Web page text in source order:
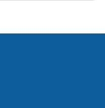
Nasosu